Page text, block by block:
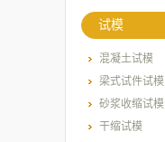
试模
混凝土试模
梁式试件试模
砂浆收缩试模
干缩试模